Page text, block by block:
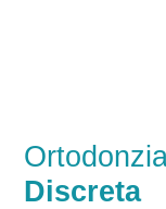
Discreta